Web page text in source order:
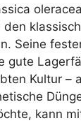
Seine
gute
Kultur –
kann